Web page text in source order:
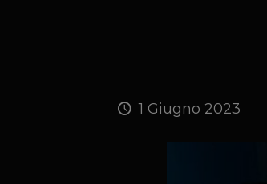
1 Giugno 2023